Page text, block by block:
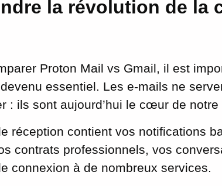
la révolution de la
Proton Mail vs Gmail, il est
essentiel. Les e-mails ne
: ils sont aujourd’hui le cœur de
réception contient vos notifications
contrats professionnels, vos
connexion à de nombreux services.